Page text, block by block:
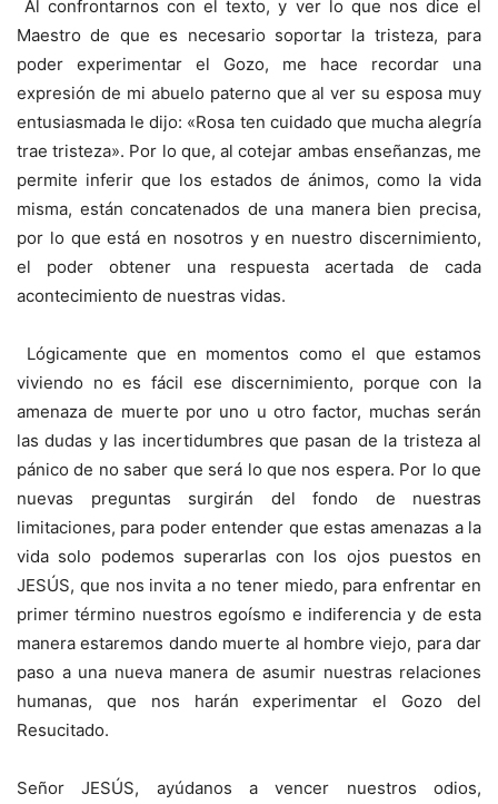
Al confrontarnos con el texto, y ver lo que nos dice el
Maestro de que es necesario soportar la tristeza, para
poder experimentar el Gozo, me hace recordar una
expresión de mi abuelo paterno que al ver su esposa muy
entusiasmada le dijo: «Rosa ten cuidado que mucha alegría
trae tristeza». Por lo que, al cotejar ambas enseñanzas, me
permite inferir que los estados de ánimos, como la vida
misma, están concatenados de una manera bien precisa,
por lo que está en nosotros y en nuestro discernimiento,
el poder obtener una respuesta acertada de cada
acontecimiento de nuestras vidas.
Lógicamente que en momentos como el que estamos
viviendo no es fácil ese discernimiento, porque con la
amenaza de muerte por uno u otro factor, muchas serán
las dudas y las incertidumbres que pasan de la tristeza al
pánico de no saber que será lo que nos espera. Por lo que
nuevas preguntas surgirán del fondo de nuestras
limitaciones, para poder entender que estas amenazas a la
vida solo podemos superarlas con los ojos puestos en
JESÚS, que nos invita a no tener miedo, para enfrentar en
primer término nuestros egoísmo e indiferencia y de esta
manera estaremos dando muerte al hombre viejo, para dar
paso a una nueva manera de asumir nuestras relaciones
humanas, que nos harán experimentar el Gozo del
Resucitado.
Señor JESÚS, ayúdanos a vencer nuestros odios,